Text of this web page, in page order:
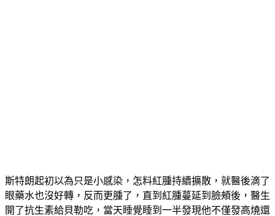
斯特朗起初以為只是小感染，怎料紅腫持續擴散，就醫後滴了
眼藥水也沒好轉，反而更腫了，直到紅腫蔓延到臉頰後，醫生
開了抗生素給貝勒吃，當天睡覺睡到一半發現他不僅發高燒還